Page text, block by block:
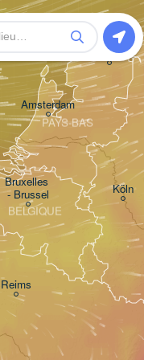
Köln
Bruxelles
- Brussel
Amsterdam
Groningen
Reims
PAYS-BAS
BELGIQUE